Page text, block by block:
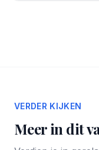
VERDER KIJKEN
Meer in dit